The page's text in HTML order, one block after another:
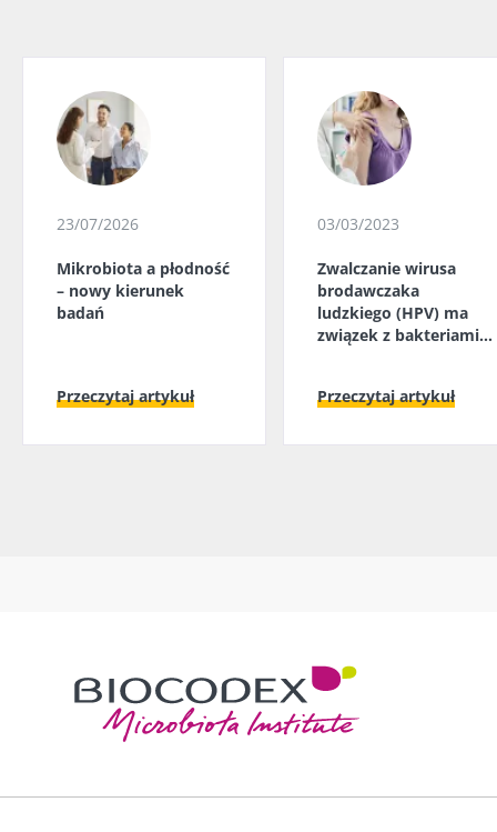
23/07/2026
Mikrobiota a płodność
– nowy kierunek
badań
Przeczytaj artykuł
03/03/2023
Zwalczanie wirusa
brodawczaka
ludzkiego (HPV) ma
związek z bakteriami
Przeczytaj artykuł